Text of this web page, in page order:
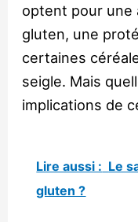
optent pour une
gluten, une
certaines
seigle. Mais
implications de
Lire aussi : Le
gluten ?